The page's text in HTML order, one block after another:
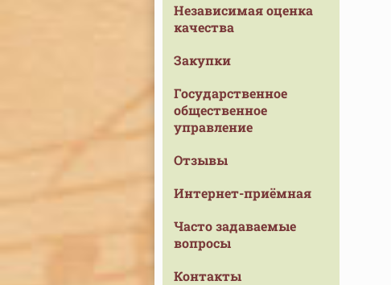
Независимая оценка
качества
Закупки
Государственное
общественное
управление
Отзывы
Интернет-приёмная
Часто задаваемые
вопросы
Контакты